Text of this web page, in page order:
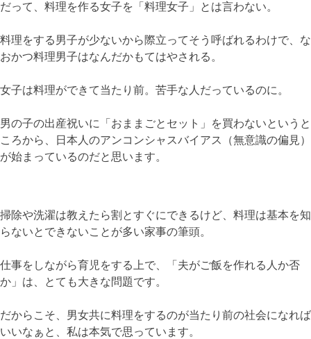
だって、料理を作る女子を「料理女子」とは言わない。
料理をする男子が少ないから際立ってそう呼ばれるわけで、な
おかつ料理男子はなんだかもてはやされる。
女子は料理ができて当たり前。苦手な人だっているのに。
男の子の出産祝いに「おままごとセット」を買わないというと
ころから、日本人のアンコンシャスバイアス（無意識の偏見）
が始まっているのだと思います。
掃除や洗濯は教えたら割とすぐにできるけど、料理は基本を知
らないとできないことが多い家事の筆頭。
仕事をしながら育児をする上で、「夫がご飯を作れる人か否
か」は、とても大きな問題です。
だからこそ、男女共に料理をするのが当たり前の社会になれば
いいなぁと、私は本気で思っています。